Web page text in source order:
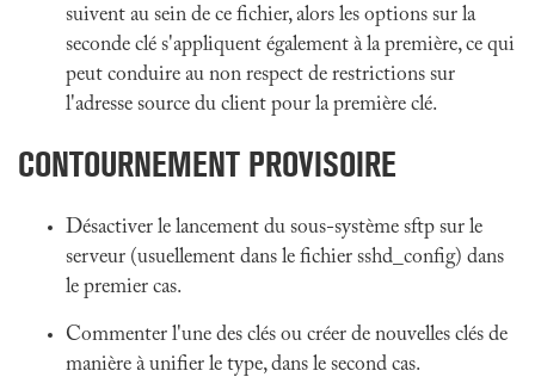
suivent au sein de ce fichier, alors les options sur la
seconde clé s'appliquent également à la première, ce qui
peut conduire au non respect de restrictions sur
l'adresse source du client pour la première clé.
CONTOURNEMENT PROVISOIRE
Désactiver le lancement du sous-système sftp sur le
serveur (usuellement dans le fichier sshd_config) dans
le premier cas.
Commenter l'une des clés ou créer de nouvelles clés de
manière à unifier le type, dans le second cas.